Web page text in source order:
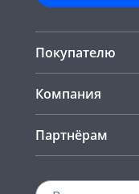
Покупателю
Компания
Партнёрам